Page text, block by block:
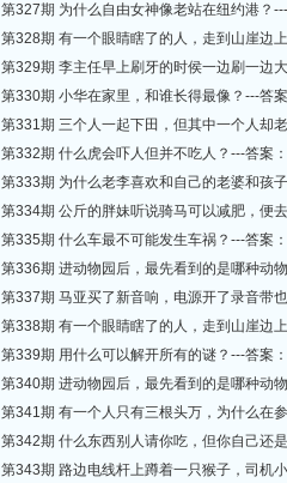
第327期 为什么自由女神像老站在纽约港？
第328期 有一个眼睛瞎了的人，走到山崖边
第329期 李主任早上刷牙的时侯一边刷一边
第330期 小华在家里，和谁长得最像？---答
第331期 三个人一起下田，但其中一个人却
第332期 什么虎会吓人但并不吃人？---答案
第333期 为什么老李喜欢和自己的老婆和孩
第334期 公斤的胖妹听说骑马可以减肥，便
第335期 什么车最不可能发生车祸？---答案
第336期 进动物园后，最先看到的是哪种动
第337期 马亚买了新音响，电源开了录音带
第338期 有一个眼睛瞎了的人，走到山崖边
第339期 用什么可以解开所有的谜？---答案
第340期 进动物园后，最先看到的是哪种动
第341期 有一个人只有三根头万，为什么在
第342期 什么东西别人请你吃，但你自己还
第343期 路边电线杆上蹲着一只猴子，司机